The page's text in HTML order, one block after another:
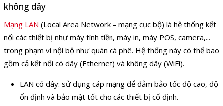
không dây
Mạng LAN (Local Area Network – mạng cục bộ) là hệ thống kết
nối các thiết bị như máy tính tiền, máy in, máy POS, camera,...
trong phạm vi nội bộ như quán cà phê. Hệ thống này có thể bao
gồm cả kết nối có dây (Ethernet) và không dây (WiFi).
LAN có dây: sử dụng cáp mạng để đảm bảo tốc độ cao, độ
ổn định và bảo mật tốt cho các thiết bị cố định.